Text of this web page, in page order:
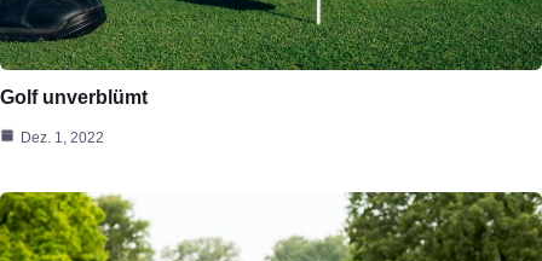
Golf unverblümt
Dez. 1, 2022